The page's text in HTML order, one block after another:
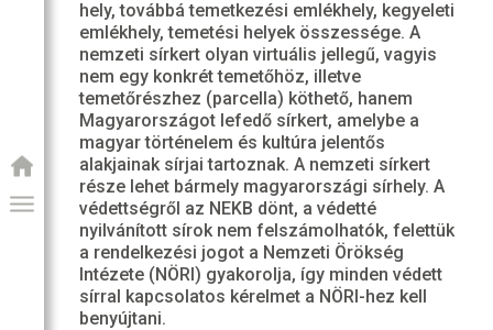
hely, továbbá temetkezési emlékhely, kegyeleti
emlékhely, temetési helyek összessége. A
nemzeti sírkert olyan virtuális jellegű, vagyis
nem egy konkrét temetőhöz, illetve
temetőrészhez (parcella) köthető, hanem
Magyarországot lefedő sírkert, amelybe a
magyar történelem és kultúra jelentős
alakjainak sírjai tartoznak. A nemzeti sírkert
része lehet bármely magyarországi sírhely. A
védettségről az NEKB dönt, a védetté
nyilvánított sírok nem felszámolhatók, felettük
a rendelkezési jogot a Nemzeti Örökség
Intézete (NÖRI) gyakorolja, így minden védett
sírral kapcsolatos kérelmet a NÖRI-hez kell
benyújtani.